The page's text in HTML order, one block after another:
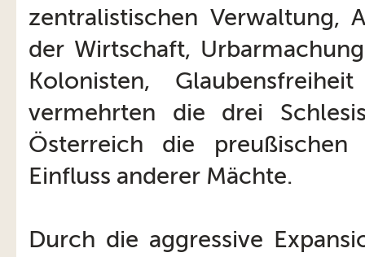
zentralistischen Verwaltung,
der Wirtschaft,
Kolonisten,
vermehrten die drei
Österreich die
Einfluss anderer Mächte.
Durch die aggressive